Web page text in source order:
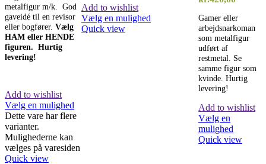
metalfigur m/k. God
gaveidé til en revisor
eller bogfører. Vælg
HAM eller HENDE
figuren. Hurtig
levering!
Add to wishlist
Vælg en mulighed
Dette vare har flere
varianter.
Mulighederne kan
vælges på varesiden
Quick view
Add to wishlist
Vælg en mulighed
Quick view
Gamer eller
arbejdsnarkoman
som metalfigur
udført af
restmetal. Se
samme figur som
kvinde. Hurtig
levering!
Add to wishlist
Vælg en
mulighed
Quick view